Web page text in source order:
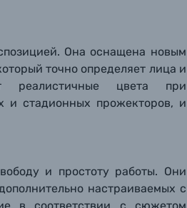
Она оснащена новым
точно определяет лица и
реалистичные цвета при
и стадионных прожекторов, и
и простоту работы. Они
настраиваемых с